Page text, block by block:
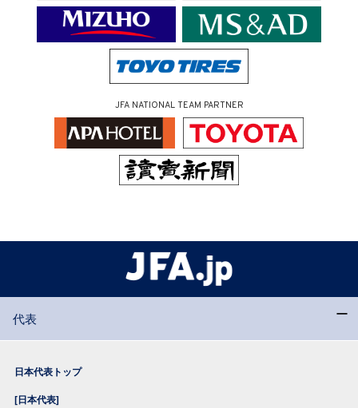
JFA NATIONAL TEAM PARTNER
代表
日本代表トップ
[日本代表]